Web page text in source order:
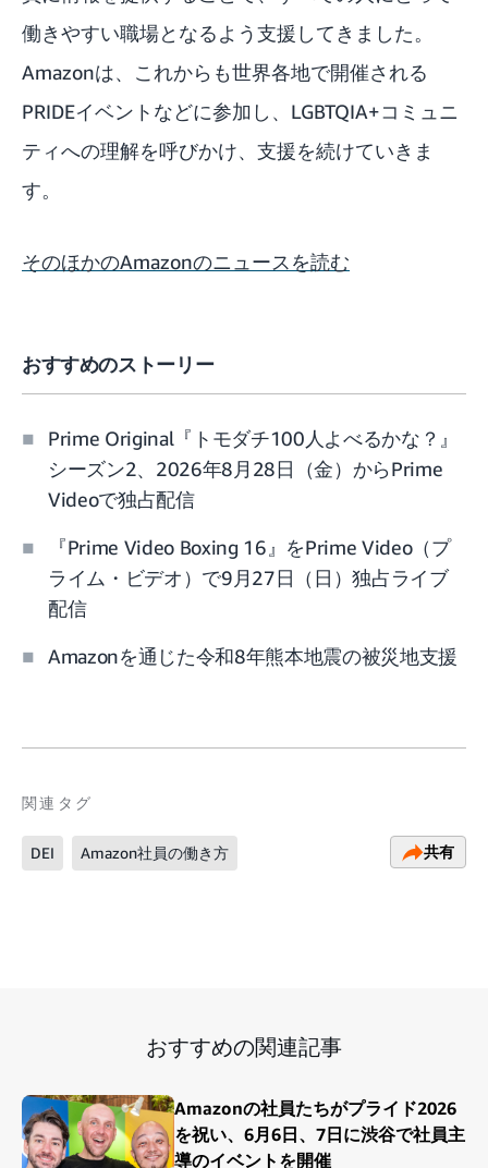
働きやすい職場となるよう支援してきました。
Amazonは、これからも世界各地で開催される
PRIDEイベントなどに参加し、LGBTQIA+コミュニ
ティへの理解を呼びかけ、支援を続けていきま
す。
そのほかのAmazonのニュースを読む
おすすめのストーリー
Prime Original『トモダチ100人よべるかな？』
シーズン2、2026年8月28日（金）からPrime
Videoで独占配信
『Prime Video Boxing 16』をPrime Video（プ
ライム・ビデオ）で9月27日（日）独占ライブ
配信
Amazonを通じた令和8年熊本地震の被災地支援
関連タグ
DEI Amazon社員の働き方 共有
おすすめの関連記事
Amazonの社員たちがプライド2026
を祝い、6月6日、7日に渋谷で社員主
導のイベントを開催